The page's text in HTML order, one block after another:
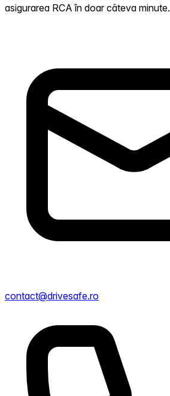
asigurarea RCA în doar câteva minute.
contact@drivesafe.ro